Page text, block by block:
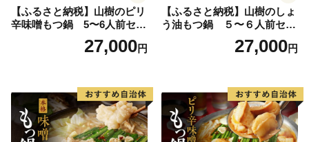
【ふるさと納税】山樹のピリ
辛味噌もつ鍋 5〜6人前セッ
ト 山樹 国産 牛もつ ホルモン
モツ オンライン飲み会 ホー
時間
27,000円
【ふるさと納税】山樹のしょ
う油もつ鍋 ５〜６人前セッ
ト 山樹 国産 牛もつ ホルモン
モツ オンライン飲み会 ホー
時間
27,000円